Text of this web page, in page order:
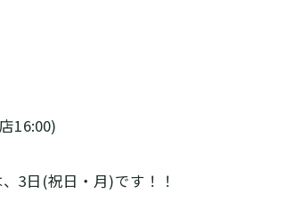
16:00)
3日(祝日・月)です！！